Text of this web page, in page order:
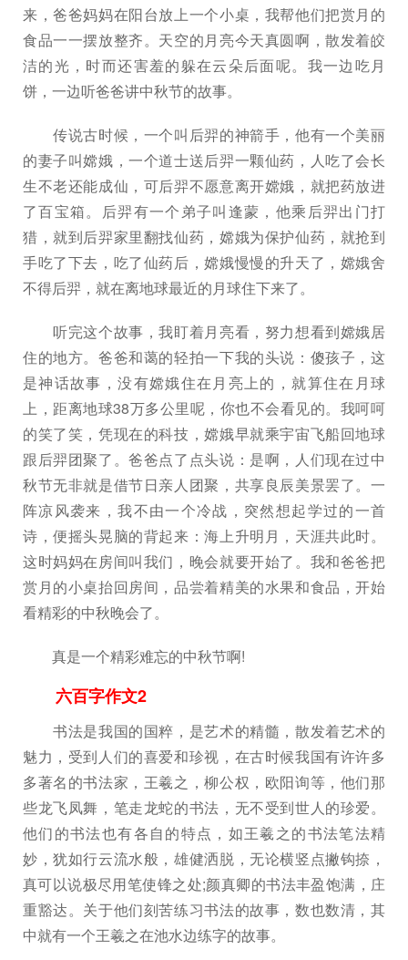
来，爸爸妈妈在阳台放上一个小桌，我帮他们把赏月的
食品一一摆放整齐。天空的月亮今天真圆啊，散发着皎
洁的光，时而还害羞的躲在云朵后面呢。我一边吃月
饼，一边听爸爸讲中秋节的故事。
传说古时候，一个叫后羿的神箭手，他有一个美丽
的妻子叫嫦娥，一个道士送后羿一颗仙药，人吃了会长
生不老还能成仙，可后羿不愿意离开嫦娥，就把药放进
了百宝箱。后羿有一个弟子叫逢蒙，他乘后羿出门打
猎，就到后羿家里翻找仙药，嫦娥为保护仙药，就抢到
手吃了下去，吃了仙药后，嫦娥慢慢的升天了，嫦娥舍
不得后羿，就在离地球最近的月球住下来了。
听完这个故事，我盯着月亮看，努力想看到嫦娥居
住的地方。爸爸和蔼的轻拍一下我的头说：傻孩子，这
是神话故事，没有嫦娥住在月亮上的，就算住在月球
上，距离地球38万多公里呢，你也不会看见的。我呵呵
的笑了笑，凭现在的科技，嫦娥早就乘宇宙飞船回地球
跟后羿团聚了。爸爸点了点头说：是啊，人们现在过中
秋节无非就是借节日亲人团聚，共享良辰美景罢了。一
阵凉风袭来，我不由一个冷战，突然想起学过的一首
诗，便摇头晃脑的背起来：海上升明月，天涯共此时。
这时妈妈在房间叫我们，晚会就要开始了。我和爸爸把
赏月的小桌抬回房间，品尝着精美的水果和食品，开始
看精彩的中秋晚会了。
真是一个精彩难忘的中秋节啊!
六百字作文2
书法是我国的国粹，是艺术的精髓，散发着艺术的
魅力，受到人们的喜爱和珍视，在古时候我国有许许多
多著名的书法家，王羲之，柳公权，欧阳询等，他们那
些龙飞凤舞，笔走龙蛇的书法，无不受到世人的珍爱。
他们的书法也有各自的特点，如王羲之的书法笔法精
妙，犹如行云流水般，雄健洒脱，无论横竖点撇钩捺，
真可以说极尽用笔使锋之处;颜真卿的书法丰盈饱满，庄
重豁达。关于他们刻苦练习书法的故事，数也数清，其
中就有一个王羲之在池水边练字的故事。